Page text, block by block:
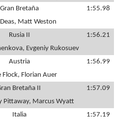
Gran Bretaña
Matt Weston
1:55.98
Rusia II
Evgeniy Rukosuev
1:56.21
Austria
Flock, Florian Auer
1:56.99
Bretaña II
Pittaway, Marcus Wyatt
1:57.09
Italia
1:57.19